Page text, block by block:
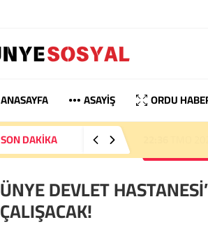
ANASAYFA ASAYİŞ ORDU
SON DAKİKA
ÜNYE DEVLET
ÇALIŞACAK!